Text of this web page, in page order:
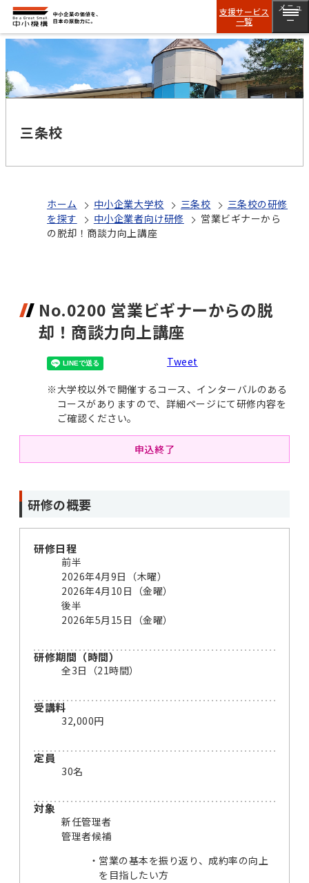
支援サービス
一覧
メニュ
ー
三条校
ホーム 中小企業大学校 三条校
三条校の研修
を探す
中小企業者向け研修
営業ビギナーから
の脱却！商談力向上講座
No.0200 営業ビギナーからの脱
却！商談力向上講座
Tweet
※大学校以外で開催するコース、インターバルのある
コースがありますので、詳細ページにて研修内容を
ご確認ください。
申込終了
研修の概要
研修日程
前半
2026年4月9日（木曜）
2026年4月10日（金曜）
後半
2026年5月15日（金曜）
研修期間（時間）
全3日（21時間）
受講料
32,000円
定員
30名
対象
新任管理者
管理者候補
営業の基本を振り返り、成約率の向上
を目指したい方